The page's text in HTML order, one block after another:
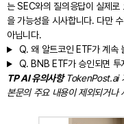
는 SEC와의 질의응답이 실제로
을 가능성을 시사합니다. 다만
아닙니다.
Q. 왜 알트코인 ETF가 계속
Q. BNB ETF가 승인되면 투
TP AI 유의사항TokenPost.ai
본문의 주요 내용이 제외되거나